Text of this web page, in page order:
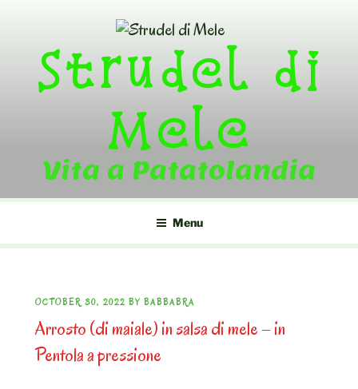
contentStrudel di
Mele
Vita a Patatolandia
Menu
POSTED
ON
OCTOBER 30, 2022 BY BABBABRA
Arrosto (di maiale) in salsa di mele – in
Pentola a pressione